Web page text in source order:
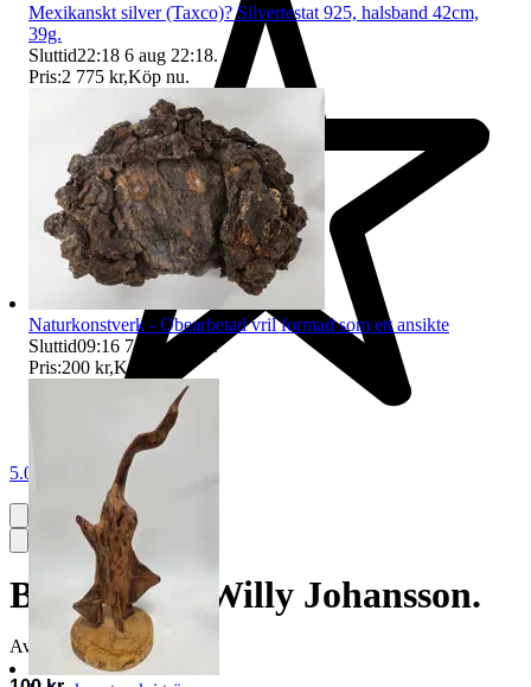
5.0
Blå glasvas, Willy Johansson.
Avslutad 14 jun 13:10
Mexikanskt silver (Taxco)? Silvertestat 925, halsband 42cm,
39g.
Sluttid22:18 6 aug 22:18.
Pris:2 775 kr,Köp nu.
Naturkonstverk - Obearbetad vril formad som ett ansikte
Sluttid09:16 7 aug 09:16
.
Pris:200 kr,Köp nu